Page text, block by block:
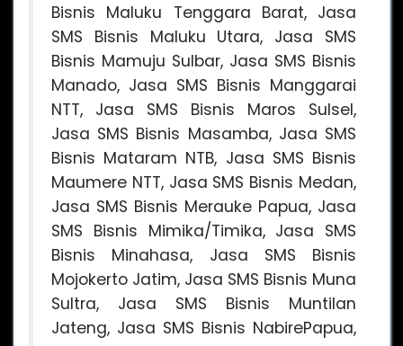
Bisnis Maluku Tenggara Barat, Jasa
SMS Bisnis Maluku Utara, Jasa SMS
Bisnis Mamuju Sulbar, Jasa SMS Bisnis
Manado, Jasa SMS Bisnis Manggarai
NTT, Jasa SMS Bisnis Maros Sulsel,
Jasa SMS Bisnis Masamba, Jasa SMS
Bisnis Mataram NTB, Jasa SMS Bisnis
Maumere NTT, Jasa SMS Bisnis Medan,
Jasa SMS Bisnis Merauke Papua, Jasa
SMS Bisnis Mimika/Timika, Jasa SMS
Bisnis Minahasa, Jasa SMS Bisnis
Mojokerto Jatim, Jasa SMS Bisnis Muna
Sultra, Jasa SMS Bisnis Muntilan
Jateng, Jasa SMS Bisnis NabirePapua,